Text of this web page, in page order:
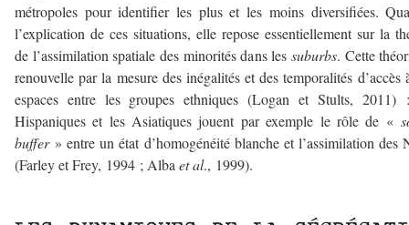
métropoles pour identifier les plus et les moins diversifiées.
l’explication de ces situations, elle repose essentiellement sur la
de l’assimilation spatiale des minorités dans les suburbs. Cette
renouvelle par la mesure des inégalités et des temporalités d’accès
espaces entre les groupes ethniques (Logan et Stults, 2011)
Hispaniques et les Asiatiques jouent par exemple le rôle de «
buffer» entre un état d’homogénéité blanche et l’assimilation des
(Farley et Frey, 1994 ; Alba et al., 1999).